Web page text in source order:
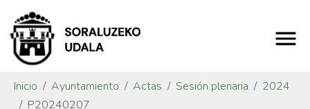
Inicio Ayuntamiento Actas Sesión plenaria
2024
P20240207